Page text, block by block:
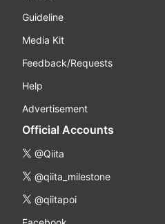
Guideline
Media Kit
Feedback/Requests
Help
Advertisement
Official Accounts
@Qiita
@qiita_milestone
@qiitapoi